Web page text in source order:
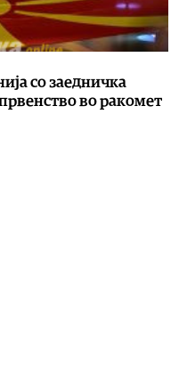
со заедничка
во ракомет